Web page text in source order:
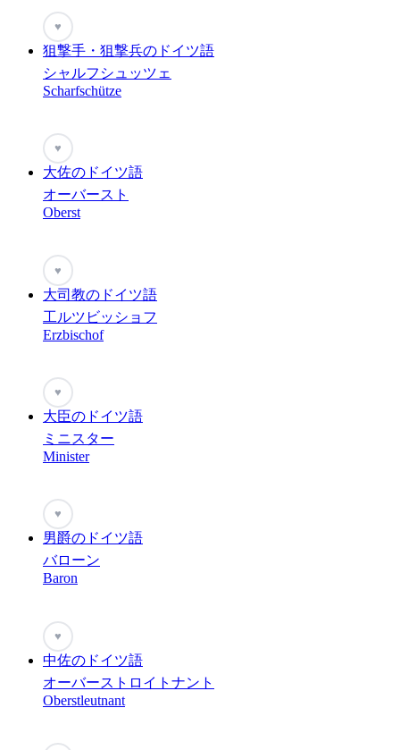
♥
狙撃手・狙撃兵のドイツ語
シャルフシュッツェ
Scharfschütze
♥
大佐のドイツ語
オーバースト
Oberst
♥
大司教のドイツ語
工ルツビッショフ
Erzbischof
♥
大臣のドイツ語
ミニスター
Minister
♥
男爵のドイツ語
バローン
Baron
♥
中佐のドイツ語
オーバーストロイトナント
Oberstleutnant